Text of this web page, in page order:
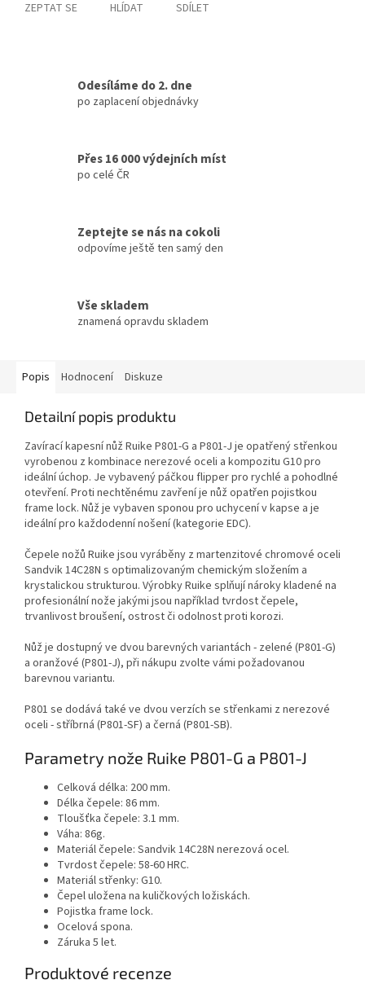
ZEPTAT SE HLÍDAT SDÍLET
Odesíláme do 2. dne
po zaplacení objednávky
Přes 16 000 výdejních míst
po celé ČR
Zeptejte se nás na cokoli
odpovíme ještě ten samý den
Vše skladem
znamená opravdu skladem
Popis Hodnocení Diskuze
Detailní popis produktu
Zavírací kapesní nůž Ruike P801-G a P801-J je opatřený střenkou
vyrobenou z kombinace nerezové oceli a kompozitu G10 pro
ideální úchop. Je vybavený páčkou flipper pro rychlé a pohodlné
otevření. Proti nechtěnému zavření je nůž opatřen pojistkou
frame lock. Nůž je vybaven sponou pro uchycení v kapse a je
ideální pro každodenní nošení (kategorie EDC).
Čepele nožů Ruike jsou vyráběny z martenzitové chromové oceli
Sandvik 14C28N s optimalizovaným chemickým složením a
krystalickou strukturou. Výrobky Ruike splňují nároky kladené na
profesionální nože jakými jsou například tvrdost čepele,
trvanlivost broušení, ostrost či odolnost proti korozi.
Nůž je dostupný ve dvou barevných variantách - zelené (P801-G)
a oranžové (P801-J), při nákupu zvolte vámi požadovanou
barevnou variantu.
P801 se dodává také ve dvou verzích se střenkami z nerezové
oceli - stříbrná (P801-SF) a černá (P801-SB).
Parametry nože Ruike P801-G a P801-J
Celková délka: 200 mm.
Délka čepele: 86 mm.
Tloušťka čepele: 3.1 mm.
Váha: 86g.
Materiál čepele: Sandvik 14C28N nerezová ocel.
Tvrdost čepele: 58-60 HRC.
Materiál střenky: G10.
Čepel uložena na kuličkových ložiskách.
Pojistka frame lock.
Ocelová spona.
Záruka 5 let.
Produktové recenze